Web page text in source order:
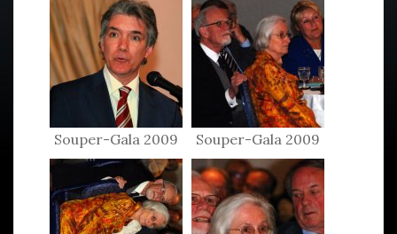
Souper-Gala 2009 Souper-Gala 2009